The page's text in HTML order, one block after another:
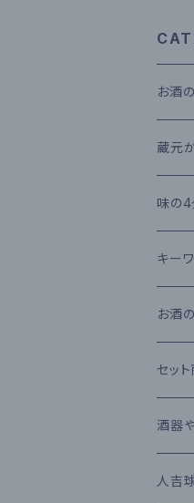
お酒
本格
本格
本格
原酒
リキ
果実
梅酒
蔵元
大石
木下
寿福
常楽
繊月
高田
味の4
フレ
ライ
リッ
キャラ
キー
減圧
常圧
樽熟
長期
お酒
日本
吟醸
芋焼
セッ
酒器
人吉